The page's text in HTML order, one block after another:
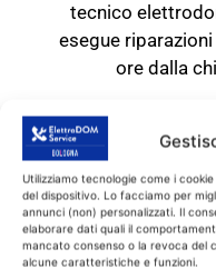
Utilizziamo tecnologie come i
del dispositivo. Lo facciamo per
annunci (non) personalizzati. Il
elaborare dati quali il
mancato consenso o la revoca del
alcune caratteristiche e funzioni.
tecnico
esegue
ore dalla
RICAMBI
Il tecnico